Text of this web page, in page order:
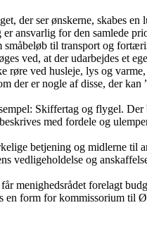
der ser ønskerne, skabes
ansvarlig for den samlede
til transport og
ved, at der udarbejdes et
ved husleje, lys og
der er nogle af disse, der
Skiffertag og flygel.
med fordele og
betjening og midlerne til
vedligeholdelse og
menighedsrådet forelagt
en form for kommissorium